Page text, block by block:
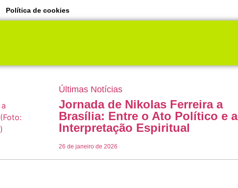
Política de cookies
Últimas Notícias
Jornada de Nikolas Ferreira a
Brasília: Entre o Ato Político e a
Interpretação Espiritual
26 de janeiro de 2026